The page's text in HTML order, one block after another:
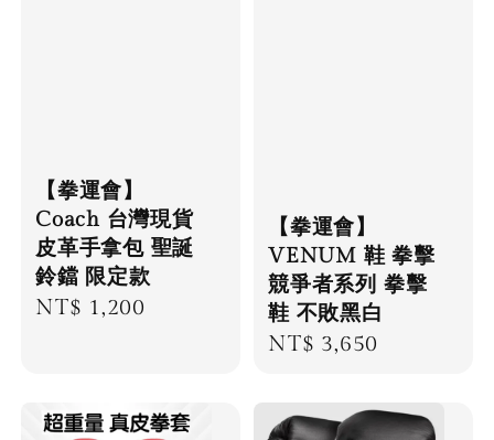
【拳運會】
Coach 台灣現貨
皮革手拿包 聖誕
鈴鐺 限定款
Regular
NT$ 1,200
【拳運會】
VENUM 鞋 拳擊
競爭者系列 拳擊
鞋 不敗黑白
Regular
NT$ 3,650